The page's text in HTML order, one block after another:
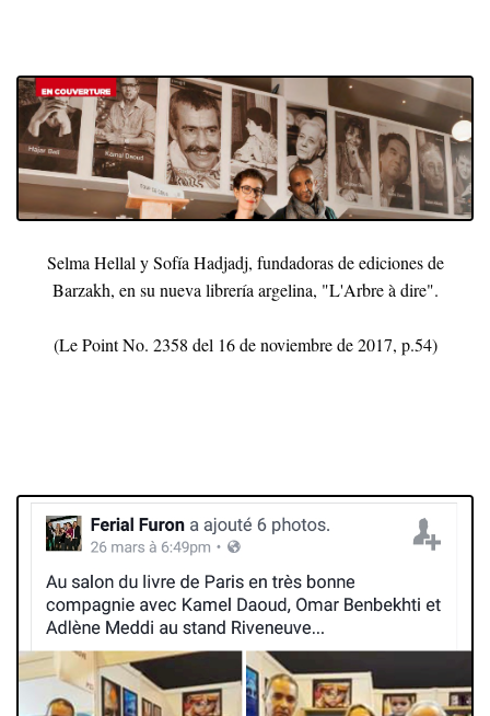
Selma Hellal y Sofía Hadjadj, fundadoras de ediciones de
Barzakh, en su nueva librería argelina, "L'Arbre à dire".
(Le Point No. 2358 del 16 de noviembre de 2017, p.54)